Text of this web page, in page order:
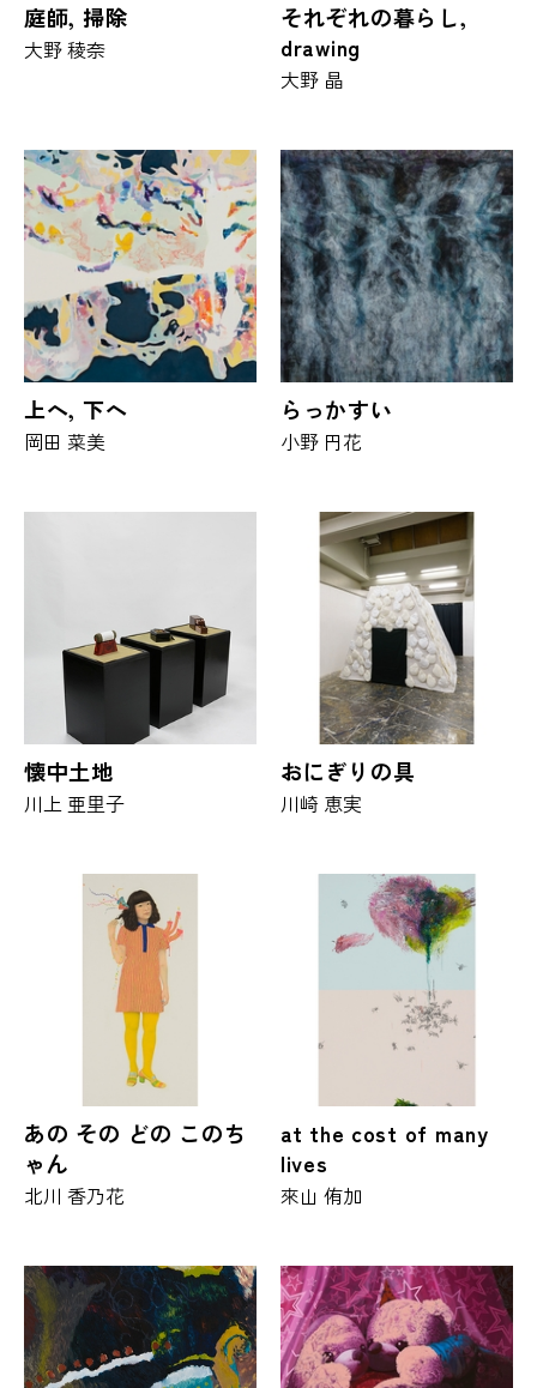
庭師, 掃除
大野 稜奈
それぞれの暮らし,
drawing
大野 晶
上へ, 下へ
岡田 菜美
らっかすい
小野 円花
懐中土地
川上 亜里子
おにぎりの具
川崎 恵実
あの その どの このち
ゃん
北川 香乃花
at the cost of many
lives
來山 侑加